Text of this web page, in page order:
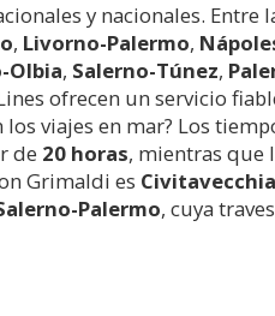
y nacionales. Entre
, Livorno-Palermo,
Olbia, Salerno-Túnez,
ofrecen un servicio
viajes en mar? Los
de 20 horas, mientras que
Grimaldi es
Palermo, cuya